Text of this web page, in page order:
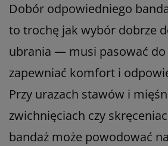
Dobór odpowiedniego
to trochę jak wybór dobrze
ubrania — musi pasować do
zapewniać komfort i
Przy urazach stawów i
zwichnięciach czy
bandaż może powodować